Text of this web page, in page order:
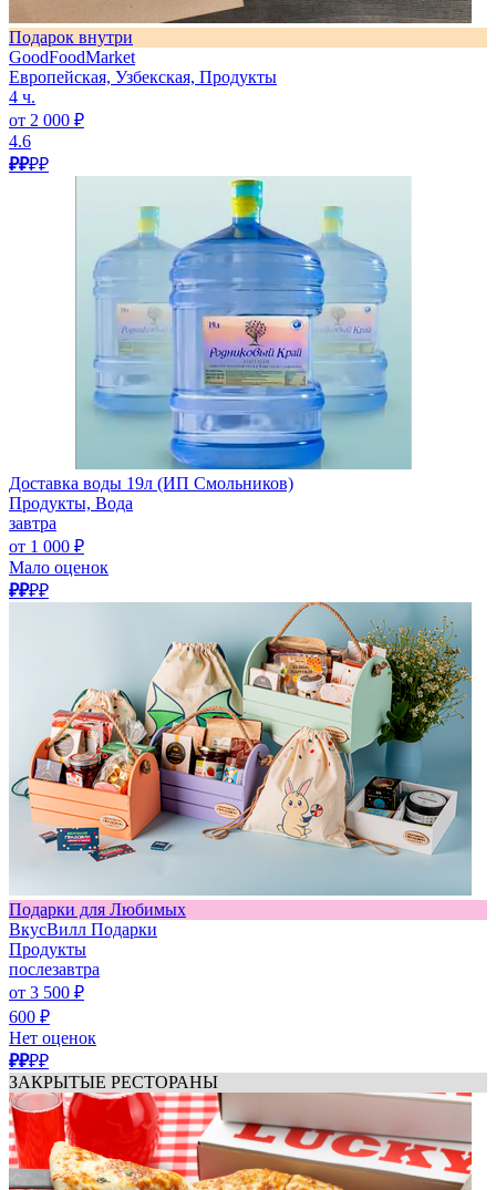
Подарок внутри
GoodFoodMarket
Европейская, Узбекская, Продукты
4 ч.
от 2 000 ₽
4.6
₽₽₽₽
Доставка воды 19л (ИП Смольников)
Продукты, Вода
завтра
от 1 000 ₽
Мало оценок
₽₽₽₽
Подарки для Любимых
ВкусВилл Подарки
Продукты
послезавтра
от 3 500 ₽
600 ₽
Нет оценок
₽₽₽₽
ЗАКРЫТЫЕ РЕСТОРАНЫ